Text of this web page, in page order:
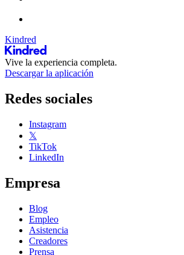
Kindred
Vive la experiencia completa.
Descargar la aplicación
Redes sociales
Instagram
𝕏
TikTok
LinkedIn
Empresa
Blog
Empleo
Asistencia
Creadores
Prensa